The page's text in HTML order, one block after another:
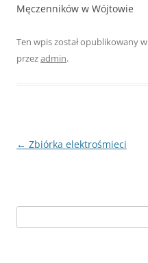
Męczenników w Wójtowie
Ten wpis został opublikowany w
przezadmin.
Nawigacja
← Zbiórka elektrośmieci